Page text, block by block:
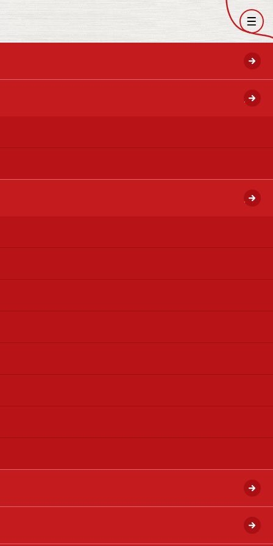
開く
開く
開く